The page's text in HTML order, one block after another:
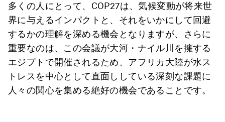
多くの人にとって、COP27は、気候変動が将来世
界に与えるインパクトと、それをいかにして回避
するかの理解を深める機会となりますが、さらに
重要なのは、この会議が大河・ナイル川を擁する
エジプトで開催されるため、アフリカ大陸が水ス
トレスを中心として直面ししている深刻な課題に
人々の関心を集める絶好の機会であることです。